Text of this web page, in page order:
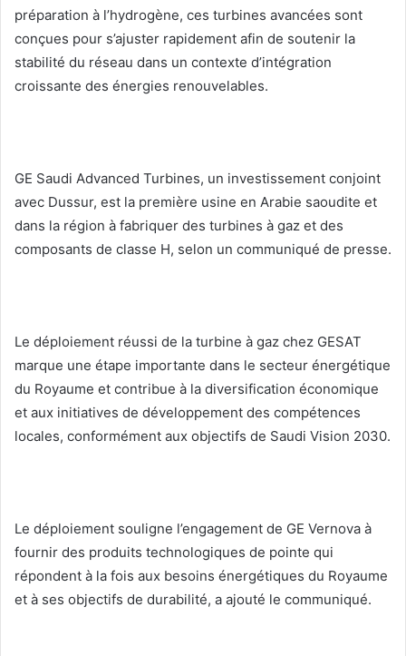
préparation à l’hydrogène, ces turbines avancées sont
conçues pour s’ajuster rapidement afin de soutenir la
stabilité du réseau dans un contexte d’intégration
croissante des énergies renouvelables.
GE Saudi Advanced Turbines, un investissement conjoint
avec Dussur, est la première usine en Arabie saoudite et
dans la région à fabriquer des turbines à gaz et des
composants de classe H, selon un communiqué de presse.
Le déploiement réussi de la turbine à gaz chez GESAT
marque une étape importante dans le secteur énergétique
du Royaume et contribue à la diversification économique
et aux initiatives de développement des compétences
locales, conformément aux objectifs de Saudi Vision 2030.
Le déploiement souligne l’engagement de GE Vernova à
fournir des produits technologiques de pointe qui
répondent à la fois aux besoins énergétiques du Royaume
et à ses objectifs de durabilité, a ajouté le communiqué.